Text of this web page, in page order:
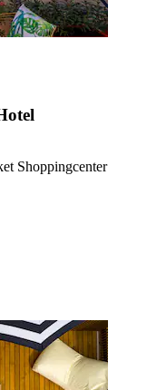
Shoppingcenter